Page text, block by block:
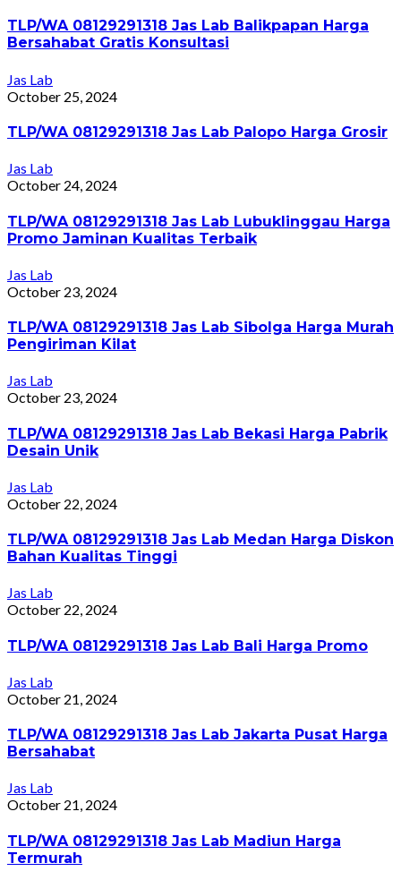
TLP/WA 08129291318 Jas Lab Balikpapan Harga
Bersahabat Gratis Konsultasi
Jas Lab
October 25, 2024
TLP/WA 08129291318 Jas Lab Palopo Harga Grosir
Jas Lab
October 24, 2024
TLP/WA 08129291318 Jas Lab Lubuklinggau Harga
Promo Jaminan Kualitas Terbaik
Jas Lab
October 23, 2024
TLP/WA 08129291318 Jas Lab Sibolga Harga Murah
Pengiriman Kilat
Jas Lab
October 23, 2024
TLP/WA 08129291318 Jas Lab Bekasi Harga Pabrik
Desain Unik
Jas Lab
October 22, 2024
TLP/WA 08129291318 Jas Lab Medan Harga Diskon
Bahan Kualitas Tinggi
Jas Lab
October 22, 2024
TLP/WA 08129291318 Jas Lab Bali Harga Promo
Jas Lab
October 21, 2024
TLP/WA 08129291318 Jas Lab Jakarta Pusat Harga
Bersahabat
Jas Lab
October 21, 2024
TLP/WA 08129291318 Jas Lab Madiun Harga
Termurah